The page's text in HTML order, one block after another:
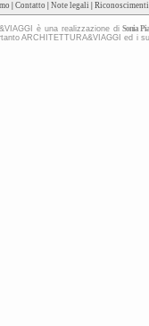
Contatto Note legali Riconoscimenti
è una realizzazione diSonia
ARCHITETTURA&VIAGGI ed i